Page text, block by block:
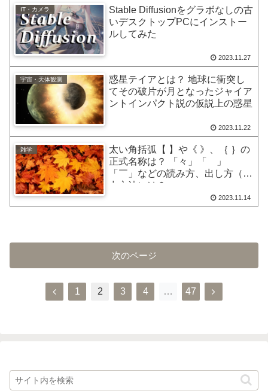
IT・カメラ
Stable Diffusionをグラボなしの古
いデスクトップPCにインストー
ルしてみた
2023.11.27
宇宙・天体観測
惑星テイアとは？ 地球に衝突し
てその破片が月となったジャイア
ントインパクト説の仮説上の惑星
2023.11.22
雑学
太い角括弧【 】や《 》、｛ ｝の
正式名称は？ 「々」「ゝ」
「￣」などの読み方、出し方（入
力方法）は？
2023.11.14
次のページ
前
1 2 3 4 … 47
次